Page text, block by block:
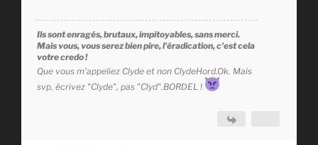
Ils sont enragés, brutaux, impitoyables, sans merci.
Mais vous, vous serez bien pire, l'éradication, c'est cela
votre credo !
Que vous m'appeliez Clyde et non ClydeHord.Ok. Mais
svp, écrivez "Clyde", pas "Clyd".BORDEL !